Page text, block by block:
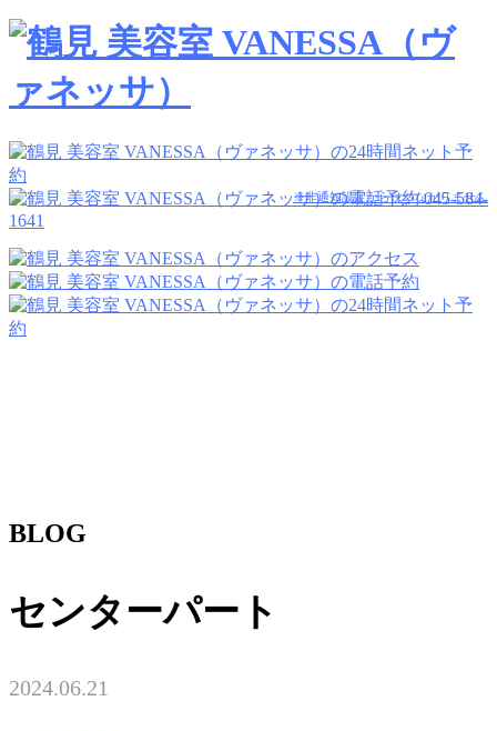
045-584-
1641
※非通知設定からはつながりません
BLOG
センターパート
2024.06.21